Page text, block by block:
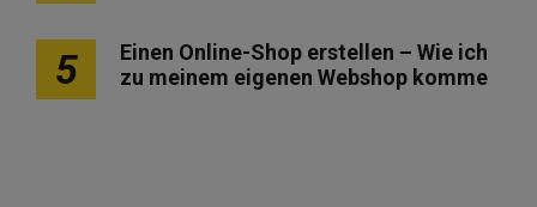
5
Einen Online-Shop erstellen – Wie ich
zu meinem eigenen Webshop komme